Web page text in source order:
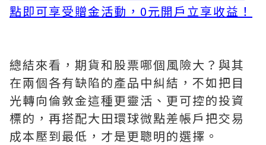
點即可享受贈金活動，0元開戶立享收益！
總結來看，期貨和股票哪個風險大？與其
在兩個各有缺陷的產品中糾結，不如把目
光轉向倫敦金這種更靈活、更可控的投資
標的，再搭配大田環球微點差帳戶把交易
成本壓到最低，才是更聰明的選擇。